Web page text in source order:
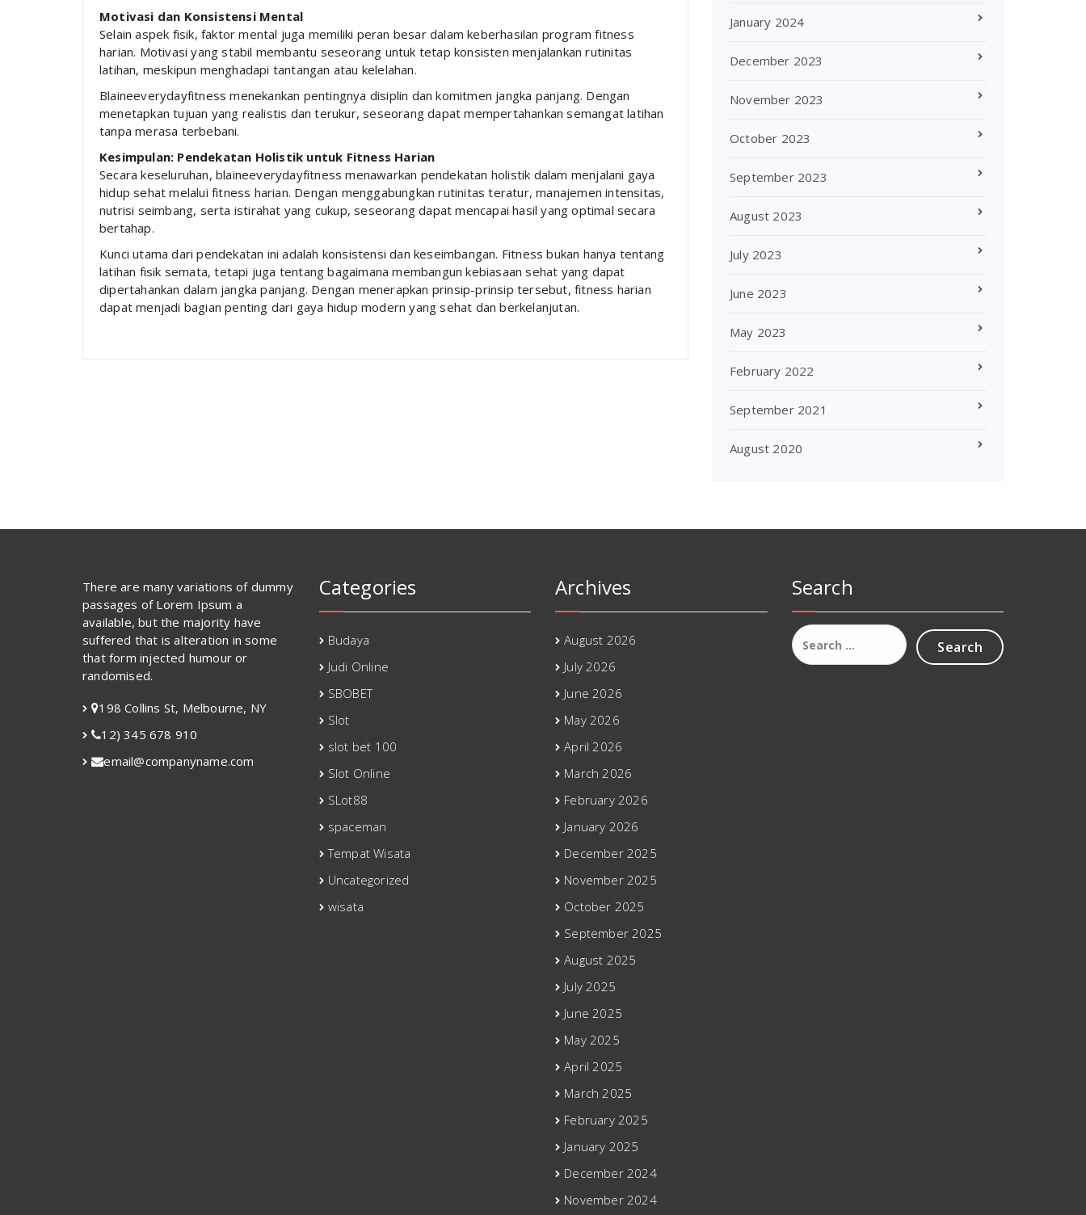
Motivasi dan Konsistensi Mental
Selain aspek fisik, faktor mental juga memiliki peran besar dalam keberhasilan program fitness
harian. Motivasi yang stabil membantu seseorang untuk tetap konsisten menjalankan rutinitas
latihan, meskipun menghadapi tantangan atau kelelahan.
Blaineeverydayfitness menekankan pentingnya disiplin dan komitmen jangka panjang. Dengan
menetapkan tujuan yang realistis dan terukur, seseorang dapat mempertahankan semangat latihan
tanpa merasa terbebani.
Kesimpulan: Pendekatan Holistik untuk Fitness Harian
Secara keseluruhan, blaineeverydayfitness menawarkan pendekatan holistik dalam menjalani gaya
hidup sehat melalui fitness harian. Dengan menggabungkan rutinitas teratur, manajemen intensitas,
nutrisi seimbang, serta istirahat yang cukup, seseorang dapat mencapai hasil yang optimal secara
bertahap.
Kunci utama dari pendekatan ini adalah konsistensi dan keseimbangan. Fitness bukan hanya tentang
latihan fisik semata, tetapi juga tentang bagaimana membangun kebiasaan sehat yang dapat
dipertahankan dalam jangka panjang. Dengan menerapkan prinsip-prinsip tersebut, fitness harian
dapat menjadi bagian penting dari gaya hidup modern yang sehat dan berkelanjutan.
January 2024
December 2023
November 2023
October 2023
September 2023
August 2023
July 2023
June 2023
May 2023
February 2022
September 2021
August 2020
There are many variations of dummy
passages of Lorem Ipsum a
available, but the majority have
suffered that is alteration in some
that form injected humour or
randomised.
198 Collins St, Melbourne, NY
12) 345 678 910
email@companyname.com
Categories
Budaya
Judi Online
SBOBET
Slot
slot bet 100
Slot Online
SLot88
spaceman
Tempat Wisata
Uncategorized
wisata
Archives
August 2026
July 2026
June 2026
May 2026
April 2026
March 2026
February 2026
January 2026
December 2025
November 2025
October 2025
September 2025
August 2025
July 2025
June 2025
May 2025
April 2025
March 2025
February 2025
January 2025
December 2024
November 2024
Search
Search
for: